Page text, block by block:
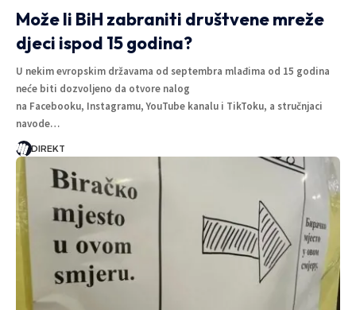
Može li BiH zabraniti društvene mreže
djeci ispod 15 godina?
U nekim evropskim državama od septembra mlađima od 15 godina
neće biti dozvoljeno da otvore nalog
na Facebooku, Instagramu, YouTube kanalu i TikToku, a stručnjaci
navode…
DIREKT